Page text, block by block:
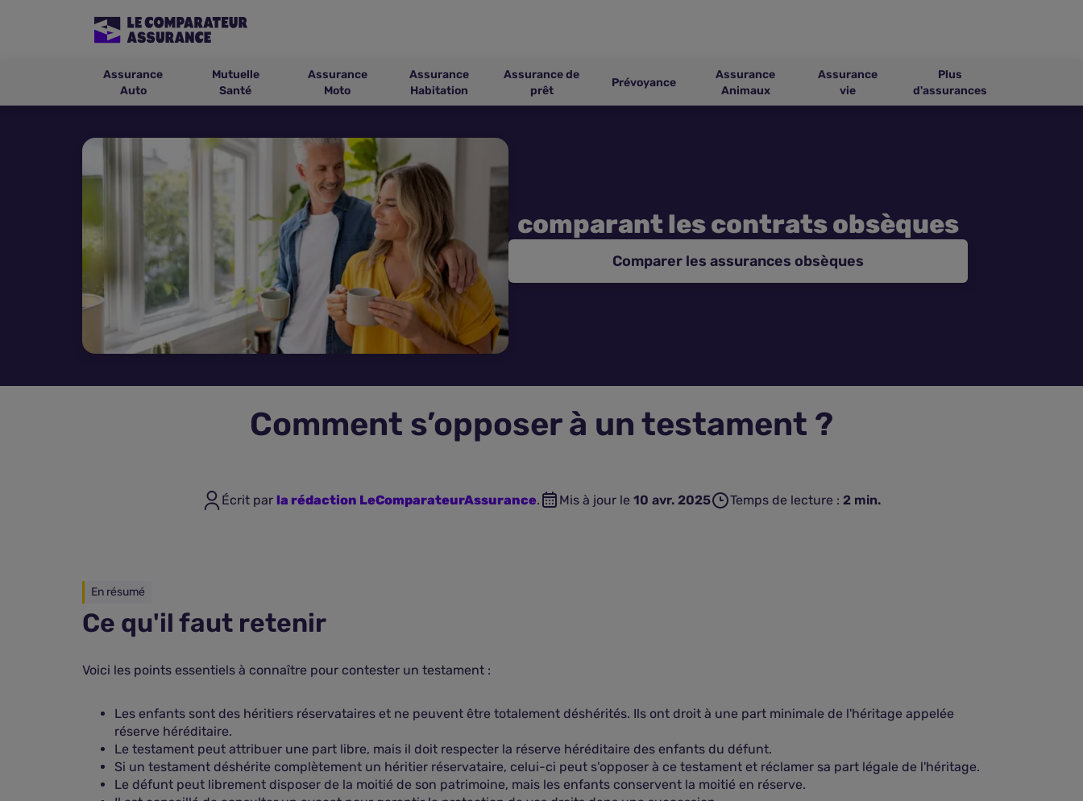
Assurance
Auto
Mutuelle
Santé
Assurance
Moto
Assurance
Habitation
Assurance de
prêt
Prévoyance
Assurance
Animaux
Assurance
vie
Plus
d'assurances
comparant les contrats obsèques
Comparer les assurances obsèques
Comment s’opposer à un testament ?
Écrit par la rédaction LeComparateurAssurance. Mis à jour le 10 avr. 2025 Temps de lecture : 2 min.
En résumé
Ce qu'il faut retenir
Voici les points essentiels à connaître pour contester un testament :
Les enfants sont des héritiers réservataires et ne peuvent être totalement déshérités. Ils ont droit à une part minimale de l'héritage appelée
réserve héréditaire.
Le testament peut attribuer une part libre, mais il doit respecter la réserve héréditaire des enfants du défunt.
Si un testament déshérite complètement un héritier réservataire, celui-ci peut s'opposer à ce testament et réclamer sa part légale de l'héritage.
Le défunt peut librement disposer de la moitié de son patrimoine, mais les enfants conservent la moitié en réserve.